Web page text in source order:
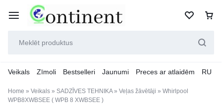
Veikals Zīmoli Bestselleri Jaunumi Preces ar atlaidēm RU
Home » Veikals » SADZĪVES TEHNIKA» Veļas žāvētāji » Whirlpool
WPB8XWBSEE ( WPB 8 XWBSEE )